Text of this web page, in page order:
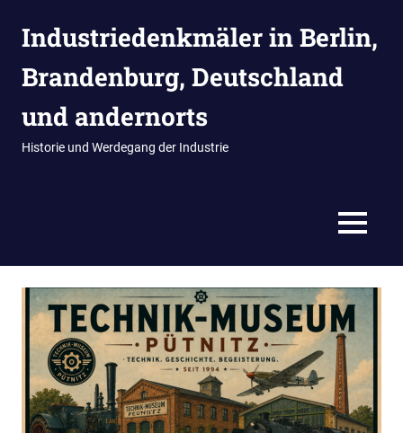
InhaltIndustriedenkmäler in Berlin,
Brandenburg, Deutschland
und andernorts
Historie und Werdegang der Industrie
MENÜ